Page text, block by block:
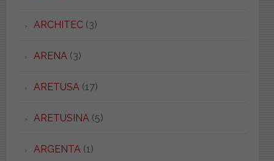
ARCHITEC(3)
ARENA (3)
ARETUSA (17)
ARETUSINA (5)
ARGENTA (1)